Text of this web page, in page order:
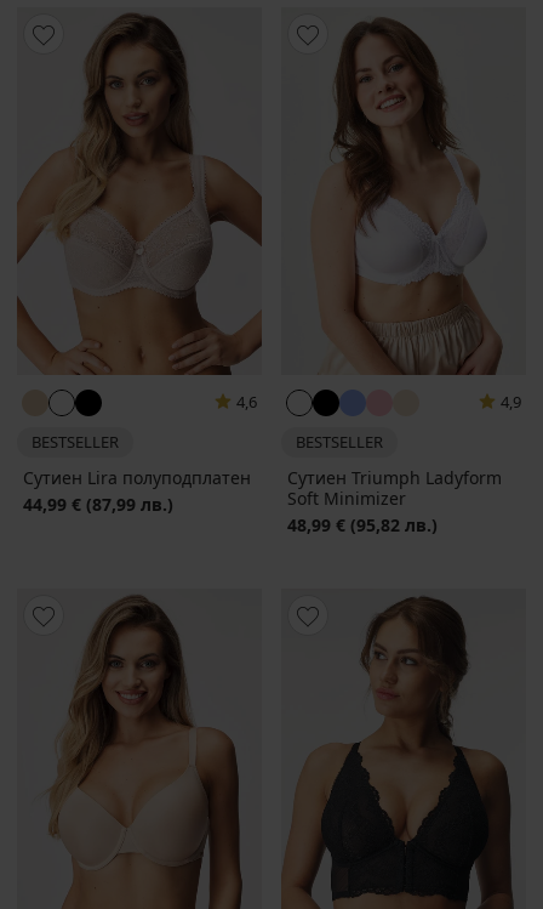
4,6
BESTSELLER
Сутиен Lira полуподплатен
44,99 € (87,99 лв.)
4,9
BESTSELLER
Сутиен Triumph Ladyform
Soft Minimizer
48,99 € (95,82 лв.)